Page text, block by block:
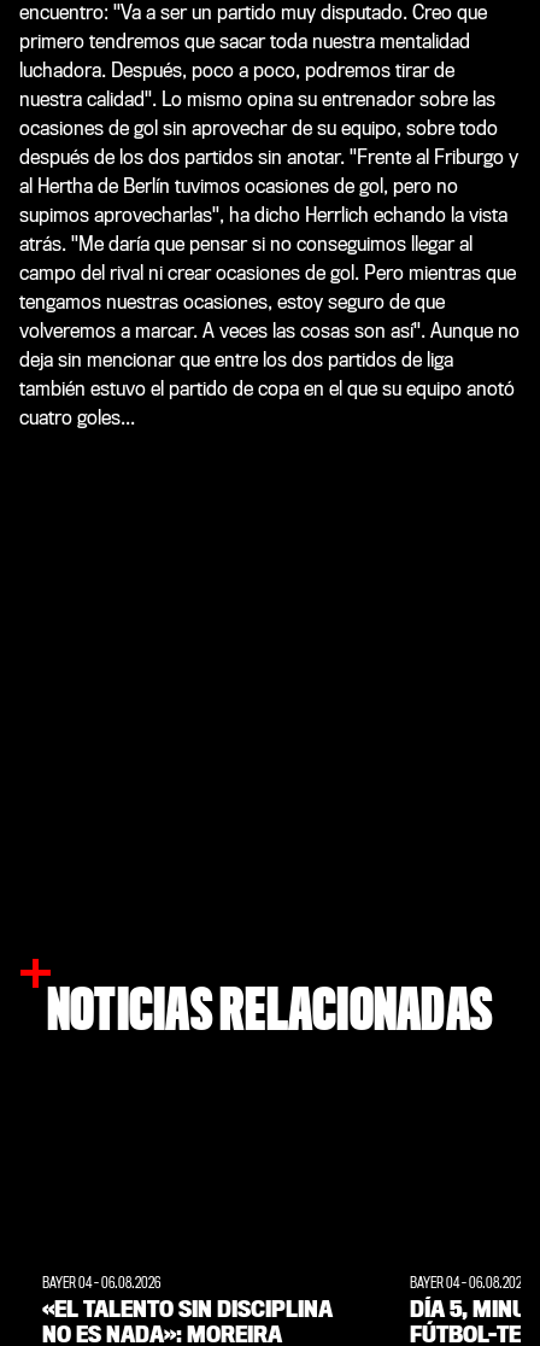
encuentro: "Va a ser un partido muy disputado. Creo que
primero tendremos que sacar toda nuestra mentalidad
luchadora. Después, poco a poco, podremos tirar de
nuestra calidad". Lo mismo opina su entrenador sobre las
ocasiones de gol sin aprovechar de su equipo, sobre todo
después de los dos partidos sin anotar. "Frente al Friburgo y
al Hertha de Berlín tuvimos ocasiones de gol, pero no
supimos aprovecharlas", ha dicho Herrlich echando la vista
atrás. "Me daría que pensar si no conseguimos llegar al
campo del rival ni crear ocasiones de gol. Pero mientras que
tengamos nuestras ocasiones, estoy seguro de que
volveremos a marcar. A veces las cosas son así". Aunque no
deja sin mencionar que entre los dos partidos de liga
también estuvo el partido de copa en el que su equipo anotó
cuatro goles...
NOTICIAS RELACIONADAS
BAYER 04-06.08.2026
«EL TALENTO SIN DISCIPLINA
NO ES NADA»: MOREIRA
BAYER 04-06.08.2026
DÍA 5,
FÚTBOL-